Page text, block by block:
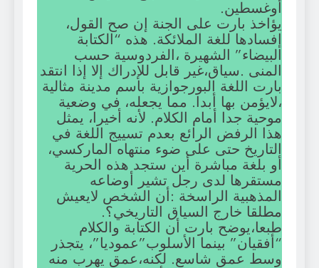
أوغسطين.
يؤاخذ بارت على الجنة إن صح القول،
إفسادها للغة الملائكة. هذه “الكتابة
البيضاء” الشهيرة ،الفردوسية حسب
المنى .سياق،غير قابل للإدراك إلا إذا انتقد
بارت اللغة البورجوازية باسم مدينة مثالية
،لايؤمن بها أبدا. مما يجعله، في وضعية
موحية جدا أمام الكلام. لأنه أخيرا، يمثل
هذا الرفض الرائع بعدم تسييج اللغة في
التاريخ حتى على ضوء منتهاه الماركسي،
أو بلغة مباشرة أين ستجد هذه الحرية
مستقرها لدى رجل تشير أوضاعه
المذهبية الراسخة :أن الشخص لايعيش
مطلقا خارج السياق التاريخي؟.
طبعا،يوضح بارت أن الكتابة والكلام
“أفقيان” بينما الأسلوب”عموديا”، يتجذر
وسط عمق شاسع. لكنه،عمق يهرب منه